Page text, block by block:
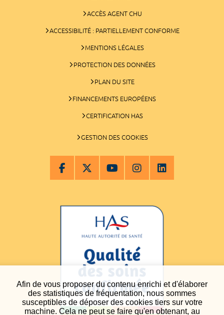
Afin de vous proposer du contenu enrichi et d'élaborer
des statistiques de fréquentation, nous sommes
susceptibles de déposer des cookies tiers sur votre
machine. Cela ne peut se faire qu'en obtenant, au
ACCÈS AGENT CHU
ACCESSIBILITÉ : PARTIELLEMENT CONFORME
MENTIONS LÉGALES
PROTECTION DES DONNÉES
PLAN DU SITE
FINANCEMENTS EUROPÉENS
CERTIFICATION HAS
GESTION DES COOKIES